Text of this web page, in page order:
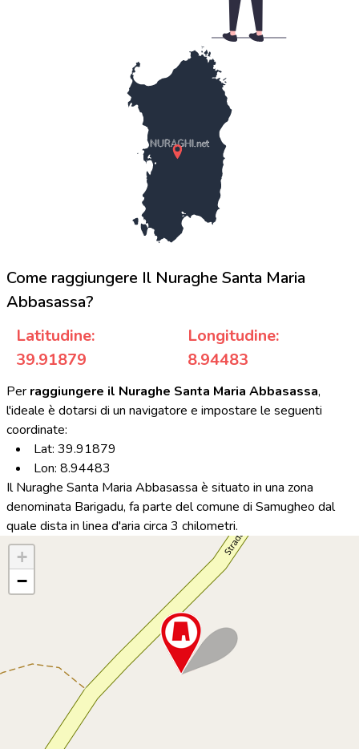
NURAGHI.net
Come raggiungere Il Nuraghe Santa Maria
Abbasassa?
Latitudine:
39.91879
Longitudine:
8.94483
Per raggiungere il Nuraghe Santa Maria Abbasassa,
l'ideale è dotarsi di un navigatore e impostare le seguenti
coordinate:
Lat: 39.91879
Lon: 8.94483
Il Nuraghe Santa Maria Abbasassa è situato in una zona
denominata Barigadu, fa parte del comune di Samugheo dal
quale dista in linea d'aria circa 3 chilometri.
+
−